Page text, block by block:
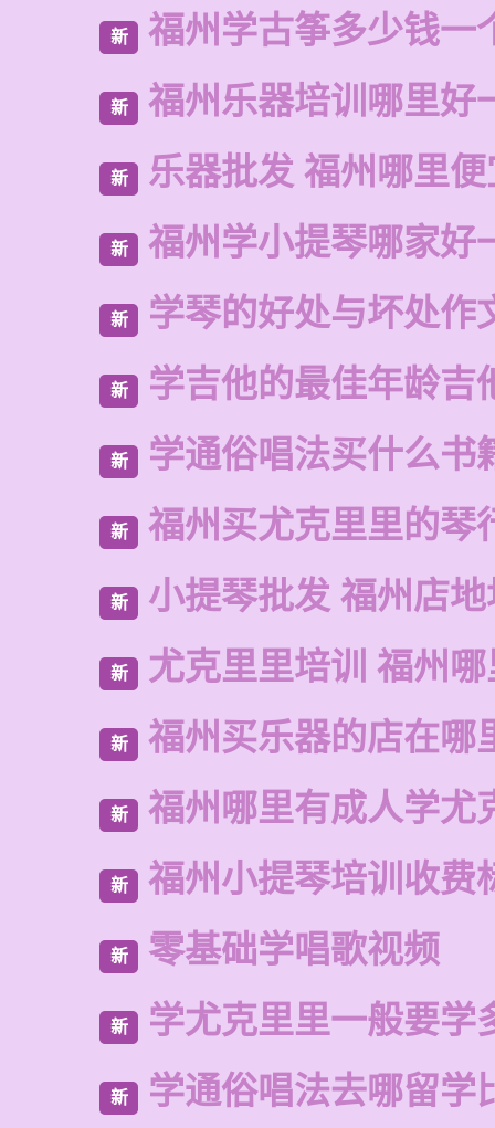
新 福州学古筝多少钱一
新 福州乐器培训哪里好
新 乐器批发 福州哪里
新 福州学小提琴哪家好
新 学琴的好处与坏处作
新 学吉他的最佳年龄吉
新 学通俗唱法买什么书
新 福州买尤克里里的琴
新 小提琴批发 福州店
新 尤克里里培训 福州
新 福州买乐器的店在哪
新 福州哪里有成人学尤
新 福州小提琴培训收费
新 零基础学唱歌视频
新 学尤克里里一般要学
新 学通俗唱法去哪留学